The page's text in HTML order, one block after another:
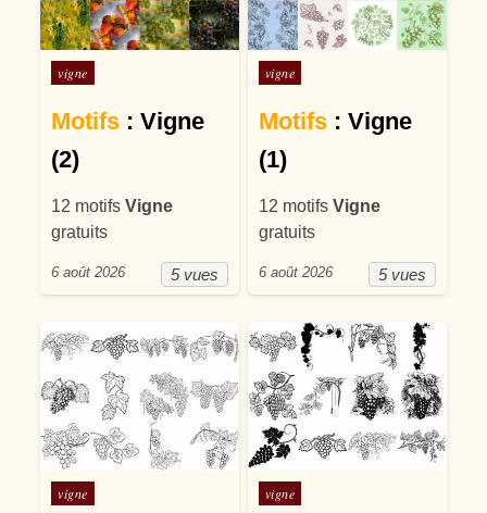
Posté dans
vigne
Motifs : Vigne
(2)
12 motifsVigne
gratuits
5 vues
6 août 2026
Posté dans
vigne
Motifs: Vigne
(1)
12 motifs Vigne
gratuits
5 vues
6 août 2026
Posté dans
vigne Posté dans
vigne